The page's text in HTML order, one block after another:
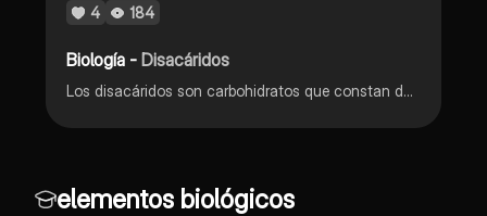
4 184
Biología -Disacáridos
Los disacáridos son carbohidratos que constan de dos unidades de monosacáridos que se liberan al ser sometidos a hidrólisis
elementos biológicos